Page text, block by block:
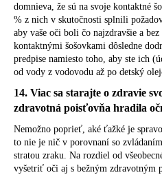
domnieva, že sú na svoje kontaktné
% z nich v skutočnosti splnili
aby vaše oči boli čo najzdravšie a
kontaktnými šošovkami dôsledne
predpise namiesto toho, aby ste ich
od vody z vodovodu až po detský
14. Viac sa starajte o zdravie
zdravotná poisťovňa hradila
Nemožno poprieť, aké ťažké je
to nie je nič v porovnaní so
stratou zraku. Na rozdiel od
vyšetriť oči aj s bežným zdravotným